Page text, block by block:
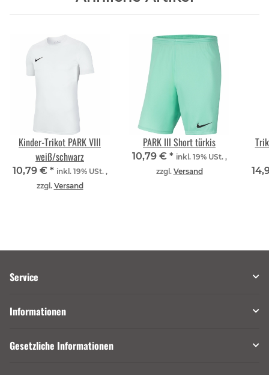
Kinder-Trikot PARK VIII
weiß/schwarz
10,79 € * inkl. 19% USt. ,
zzgl. Versand
PARK III Short türkis
10,79 € * inkl. 19% USt. ,
zzgl. Versand
Service
Informationen
Gesetzliche Informationen